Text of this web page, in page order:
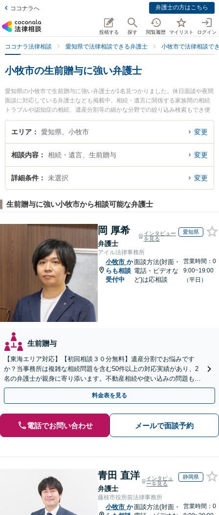
ココナラへ 弁護士の方はこちら
投稿する 探す 閲覧履歴 マイリスト ログイン
ココナラ法律相談 愛知県で法律相談できる弁護士 小牧市で法律相談で
小牧市の生前贈与に強い弁護士
愛知県の小牧市で生前贈与に強い弁護士が1名見つかりました。休日面談や夜間
面談に対応している弁護士なども掲載中。相続・遺言に関係する家族間の相続
トラブルや認知症の相続、遺産分割等の細かな分野での絞り込み検索もでき便
利です。特にかがりび法律事務所の舟橋 拓馬弁護士のプロフィール情報や弁護
士費用、強みなどが注目されています。『小牧市で土日や夜間に発生した生前
できる小牧市内の弁護士に相談予約したい』などでお困りの相談者さんにおす
すめです。
エリア 愛知県、小牧市 変更
相談内容 相続・遺言、生前贈与 変更
詳細条件 未選択 変更
生前贈与に強い小牧市から相談可能な弁護士
岡 厚希
弁護士
インタビュー
を見る
愛知県
アイル法律事務所
小牧市 か
らも相談
受付中
面談方法(対面・
電話・ビデオな
ど)は応相談
営業時間：0
9:00~19:00
（平日）
生前贈与
【東海エリア対応】【初回相談３０分無料】遺産分割でお悩みです
か？当事務所は複雑な相続問題を含む50件以上の対応実績があり、2
名の弁護士が親身に寄り添います。不動産相続や使い込みの問題も分
かりやすく解説。WEB相談可能。LINE予約受付中
料金表を見る
電話でお問い合わせ メールで面談予約
青田 直洋
弁護士
インタビュ
ーを見る
静岡県
藤枝市役所前法律事務所
小牧市 か面談方法(対面・
営業時間：0